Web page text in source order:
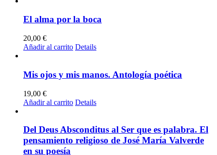
El alma por la boca
20,00 €
Añadir al carrito Details
Mis ojos y mis manos. Antología poética
19,00 €
Añadir al carrito Details
Del Deus Absconditus al Ser que es palabra. El
pensamiento religioso de José María Valverde
en su poesía